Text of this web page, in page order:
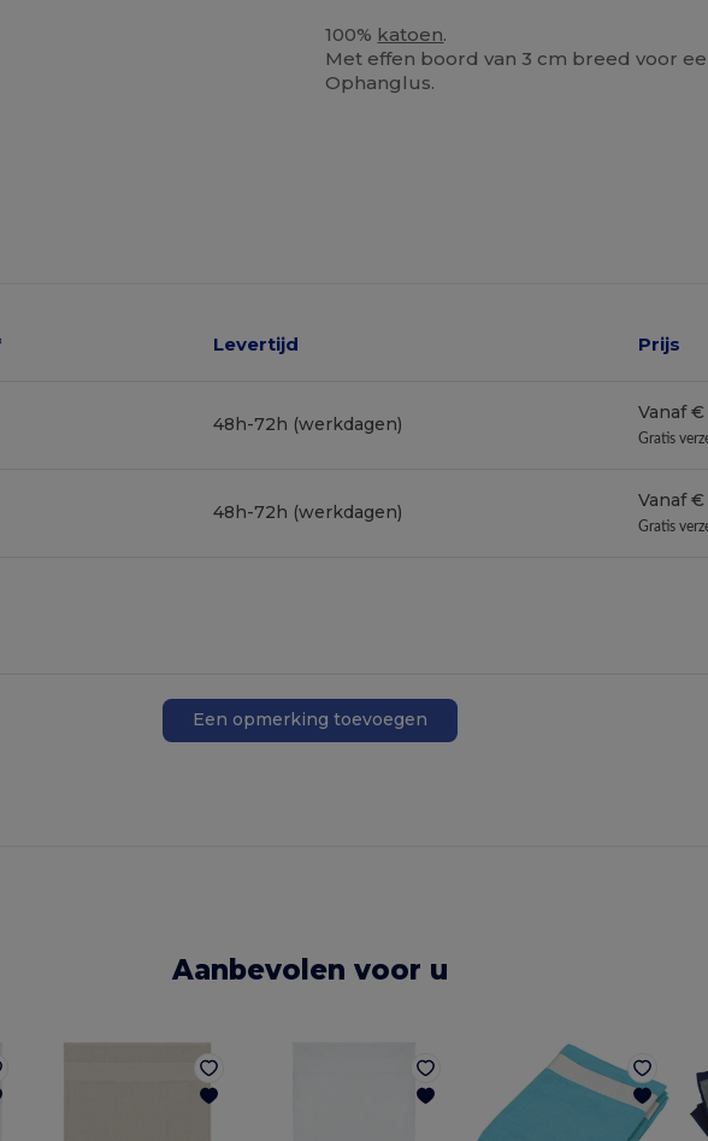
100% katoen.
Met effen boord van 3 cm breed voor
Ophanglus.
Levertijd Prijs
48h-72h (werkdagen)
Vanaf €
Gratis
48h-72h (werkdagen)
Vanaf €
Gratis
Een opmerking toevoegen
Aanbevolen voor u